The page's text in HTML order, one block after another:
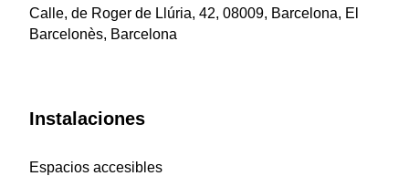
Calle, de Roger de Llúria, 42, 08009, Barcelona, El
Barcelonès, Barcelona
Instalaciones
Espacios accesibles